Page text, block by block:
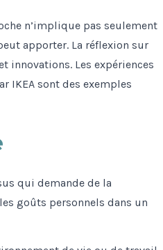
n’implique pas seulement
apporter. La réflexion sur
innovations. Les expériences
IKEA sont des exemples
qui demande de la
goûts personnels dans un